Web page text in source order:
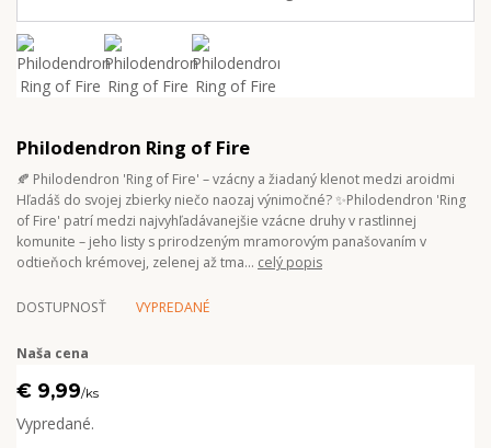
Philodendron Ring of Fire
🍂 Philodendron 'Ring of Fire' – vzácny a žiadaný klenot medzi aroidmi
Hľadáš do svojej zbierky niečo naozaj výnimočné? ✨Philodendron 'Ring
of Fire' patrí medzi najvyhľadávanejšie vzácne druhy v rastlinnej
komunite – jeho listy s prirodzeným mramorovým panašovaním v
odtieňoch krémovej, zelenej až tma... celý popis
DOSTUPNOSŤ VYPREDANÉ
Naša cena
€ 9,99/ks
Vypredané.